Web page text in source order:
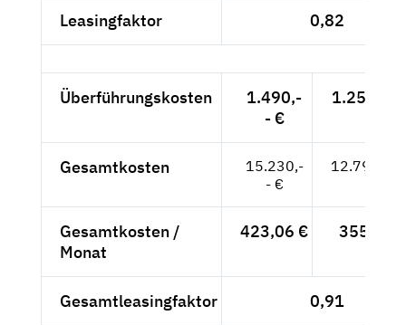
Leasingfaktor 0,82
Überführungskosten
1.490,-
- €
1.252,10
Gesamtkosten
15.230,-
- €
12.798,32
Gesamtkosten /
Monat
423,06 € 355,51 €
Gesamtleasingfaktor 0,91